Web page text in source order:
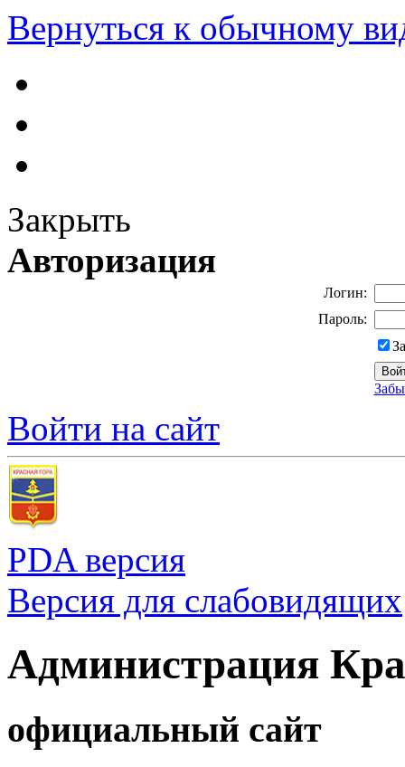
Вернуться к обычному
Закрыть
Авторизация
Логин:
Пароль:
Войти на сайт
PDA версия
Версия для слабовидящих
Администрация
официальный сайт